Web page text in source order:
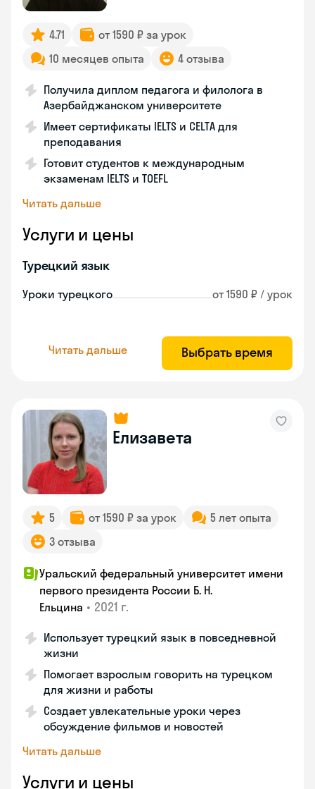
4.71
от 1590 ₽ за урок
10 месяцев опыта
4 отзыва
Получила диплом педагога и филолога в
Азербайджанском университете
Имеет сертификаты IELTS и CELTA для
преподавания
Готовит студентов к международным
экзаменам IELTS и TOEFL
Читать дальше
Услуги и цены
Турецкий язык
Уроки турецкого от 1590 ₽ / урок
Читать дальше Выбрать время
Елизавета
5 от 1590 ₽ за урок
5 лет опыта
3 отзыва
Уральский федеральный университет имени
первого президента России Б. Н.
Ельцина • 2021 г.
Использует турецкий язык в повседневной
жизни
Помогает взрослым говорить на турецком
для жизни и работы
Создает увлекательные уроки через
обсуждение фильмов и новостей
Читать дальше
Услуги и цены